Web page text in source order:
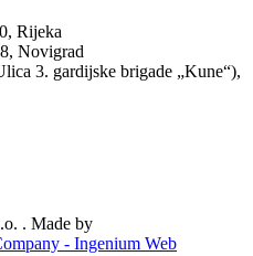
Rijeka
Novigrad
3. gardijske brigade „Kune“),
. Made by